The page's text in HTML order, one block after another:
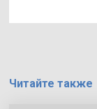
Читайте также